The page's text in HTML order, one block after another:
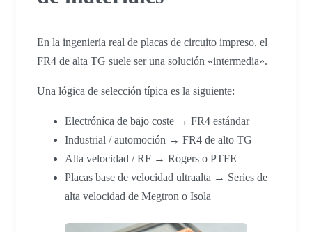
En la ingeniería real de placas de circuito impreso, el
FR4 de alta TG suele ser una solución «intermedia».
Una lógica de selección típica es la siguiente:
Electrónica de bajo coste → FR4 estándar
Industrial / automoción → FR4 de alto TG
Alta velocidad / RF → Rogers o PTFE
Placas base de velocidad ultraalta → Series de
alta velocidad de Megtron o Isola